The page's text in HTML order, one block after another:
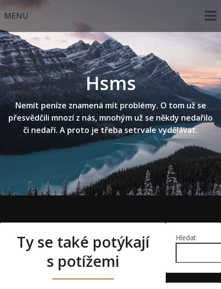
Skip
toMENU
Hsms
Nemít peníze znamená mít problémy. O tom už se
přesvědčili mnozí z nás, mnohým už se někdy nedařilo
či nedaří. A proto je třeba setrvale vydělávat.
Ty se také potýkají
s potížemi
Hledat